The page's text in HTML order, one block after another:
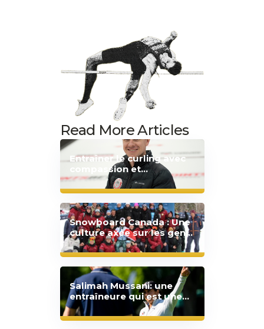
Read More Articles
Entraîner le curling avec
compassion et
bienveillance
Snowboard Canada : Une
culture axée sur les gens
pour être les meilleurs au
monde
Salimah Mussani: une
entraîneure qui est une
source d'inspiration pour
la nouvelle génération de